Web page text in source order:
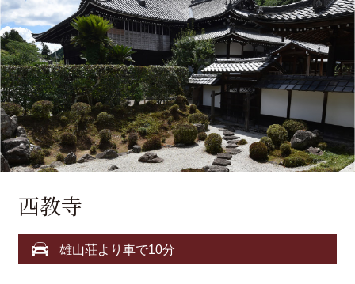
西教寺
雄山荘より車で10分